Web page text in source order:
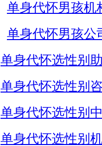
单身代怀男孩机
单身代怀男孩公
单身代怀选性别
单身代怀选性别
单身代怀选性别
单身代怀选性别